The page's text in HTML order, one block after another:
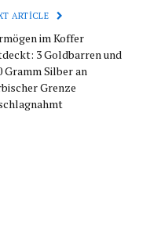
ARTICLE
im Koffer
3 Goldbarren und
Gramm Silber an
Grenze